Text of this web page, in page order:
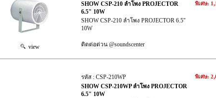
view
SHOW CSP-210 ลำโพง PROJECTOR
6.5" 10W
SHOW CSP-210 ลำโพง PROJECTOR 6.5"
10W
ติดต่อด่วน @soundscenter
พิเศษ:
รหัส : CSP-210WP
SHOW CSP-210WP ลำโพง PROJECTOR
6.5" 10W
พิเศษ: